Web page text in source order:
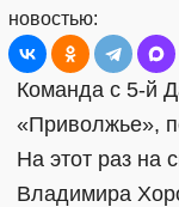
новостью:
Команда с 5-й
«Приволжье»,
На этот раз на
Владимира